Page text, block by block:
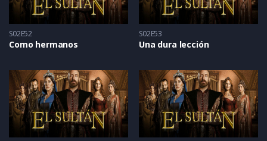
S02E52
Como hermanos
S02E53
Una dura lección